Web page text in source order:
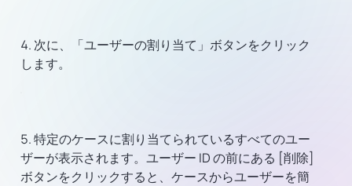
次に、「ユーザーの割り当て」ボタンをクリック
します。
特定のケースに割り当てられているすべてのユー
ザーが表示されます。ユーザー ID の前にある [削除]
ボタンをクリックすると、ケースからユーザーを簡